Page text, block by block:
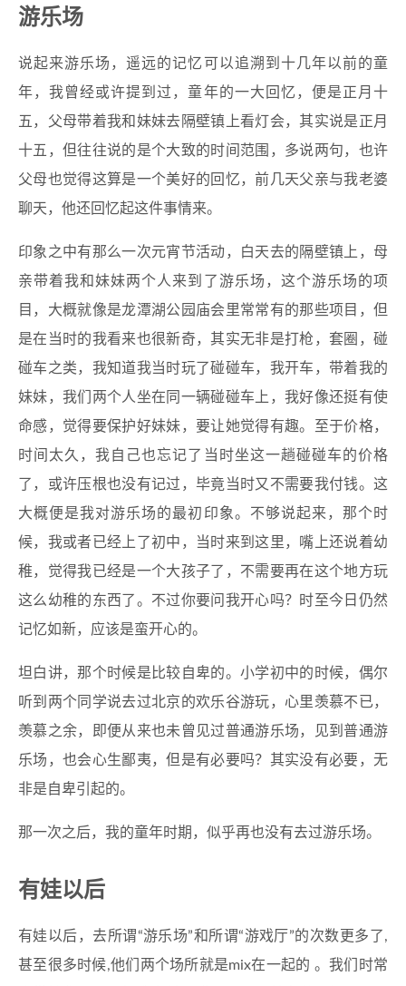
游乐场
说起来游乐场，遥远的记忆可以追溯到十几年以前的童
年，我曾经或许提到过，童年的一大回忆，便是正月十
五，父母带着我和妹妹去隔壁镇上看灯会，其实说是正月
十五，但往往说的是个大致的时间范围，多说两句，也许
父母也觉得这算是一个美好的回忆，前几天父亲与我老婆
聊天，他还回忆起这件事情来。
印象之中有那么一次元宵节活动，白天去的隔壁镇上，母
亲带着我和妹妹两个人来到了游乐场，这个游乐场的项
目，大概就像是龙潭湖公园庙会里常常有的那些项目，但
是在当时的我看来也很新奇，其实无非是打枪，套圈，碰
碰车之类，我知道我当时玩了碰碰车，我开车，带着我的
妹妹，我们两个人坐在同一辆碰碰车上，我好像还挺有使
命感，觉得要保护好妹妹，要让她觉得有趣。至于价格，
时间太久，我自己也忘记了当时坐这一趟碰碰车的价格
了，或许压根也没有记过，毕竟当时又不需要我付钱。这
大概便是我对游乐场的最初印象。不够说起来，那个时
候，我或者已经上了初中，当时来到这里，嘴上还说着幼
稚，觉得我已经是一个大孩子了，不需要再在这个地方玩
这么幼稚的东西了。不过你要问我开心吗？时至今日仍然
记忆如新，应该是蛮开心的。
坦白讲，那个时候是比较自卑的。小学初中的时候，偶尔
听到两个同学说去过北京的欢乐谷游玩，心里羡慕不已，
羡慕之余，即便从来也未曾见过普通游乐场，见到普通游
乐场，也会心生鄙夷，但是有必要吗？其实没有必要，无
非是自卑引起的。
那一次之后，我的童年时期，似乎再也没有去过游乐场。
有娃以后
有娃以后，去所谓“游乐场”和所谓“游戏厅”的次数更多了,
甚至很多时候,他们两个场所就是mix在一起的 。我们时常